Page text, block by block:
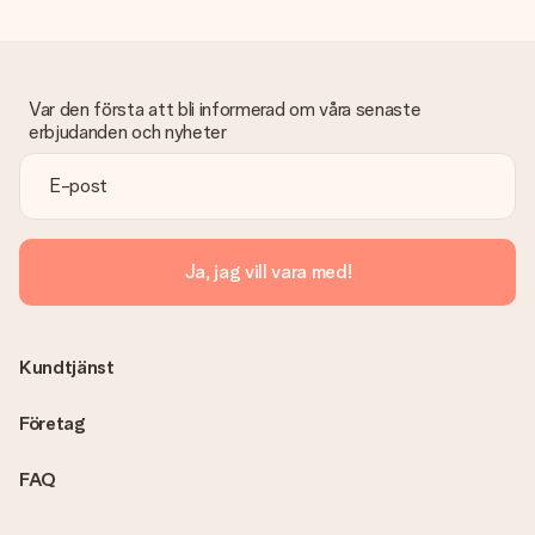
Var den första att bli informerad om våra senaste
erbjudanden och nyheter
Ja, jag vill vara med!
FAQ
Kundtjänst
Företag